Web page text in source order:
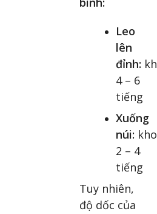
Leo
lên
đỉnh:
4 – 6
tiếng
Xuống
núi:
2 – 4
tiếng
Tuy nhiên,
độ dốc của